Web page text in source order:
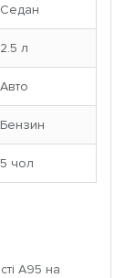
Седан
2.5 л
Авто
Бензин
5 чoл
A95 на